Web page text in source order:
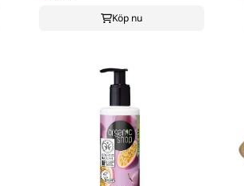
Köp nu